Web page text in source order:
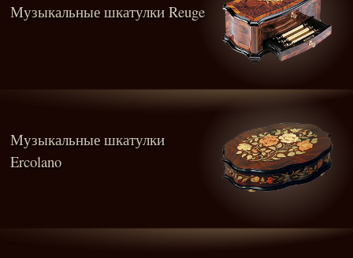
Музыкальные шкатулки Reuge
Музыкальные шкатулки
Ercolano